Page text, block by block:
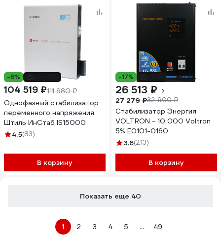
-6%
104 519 ₽111 680 ₽
Однофазный стабилизатор
переменного напряжения
Штиль ИнСтаб IS15000
4.5(83)
В корзину
-17%
26 513 ₽
27 279 ₽32 900 ₽
Стабилизатор Энергия
VOLTRON - 10 000 Voltron
5% Е0101-0160
3.6(213)
В корзину
Показать еще 40
1 2 3 4 5 ... 49